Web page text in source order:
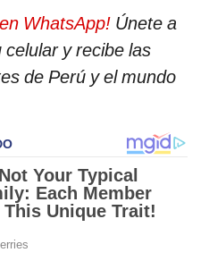
WhatsApp! Únete a
y recibe las
de Perú y el mundo